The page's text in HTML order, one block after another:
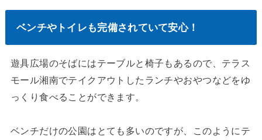
ベンチやトイレも完備されていて安心！
遊具広場のそばにはテーブルと椅子もあるので、テラス
モール湘南でテイクアウトしたランチやおやつなどをゆ
っくり食べることができます。
ベンチだけの公園はとても多いのですが、このようにテ